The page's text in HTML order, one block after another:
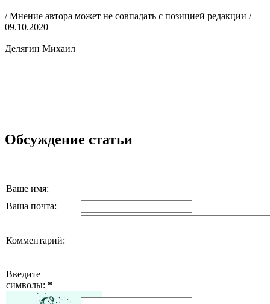
/ Мнение автора может не совпадать с позицией редакции /
09.10.2020
Делягин Михаил
Обсуждение статьи
Ваше имя:
Ваша почта:
Комментарий:
Введите
символы: *